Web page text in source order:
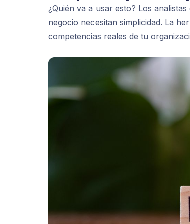
¿Quién va a usar esto? Los
negocio necesitan simplicidad. La
competencias reales de tu